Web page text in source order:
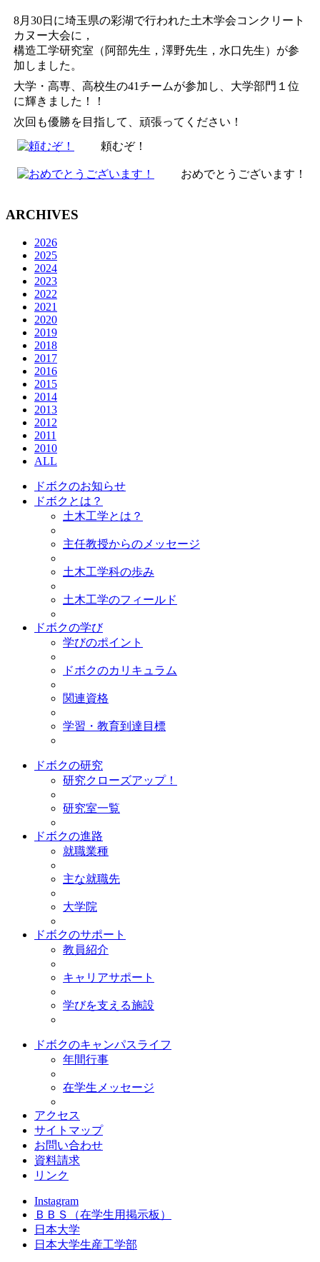
8月30日に埼玉県の彩湖で行われた土木学会コンクリート
カヌー大会に，
構造工学研究室（阿部先生，澤野先生，水口先生）が参
加しました。
大学・高専、高校生の41チームが参加し、大学部門１位
に輝きました！！
次回も優勝を目指して、頑張ってください！
頼むぞ！
おめでとうございます！
ARCHIVES
2026
2025
2024
2023
2022
2021
2020
2019
2018
2017
2016
2015
2014
2013
2012
2011
2010
ALL
ドボクのお知らせ
ドボクとは？
土木工学とは？
主任教授からのメッセージ
土木工学科の歩み
土木工学のフィールド
ドボクの学び
学びのポイント
ドボクのカリキュラム
関連資格
学習・教育到達目標
ドボクの研究
研究クローズアップ！
研究室一覧
ドボクの進路
就職業種
主な就職先
大学院
ドボクのサポート
教員紹介
キャリアサポート
学びを支える施設
ドボクのキャンパスライフ
年間行事
在学生メッセージ
アクセス
サイトマップ
お問い合わせ
資料請求
リンク
Instagram
ＢＢＳ
（在学生用掲示板）
日本大学
日本大学生産工学部